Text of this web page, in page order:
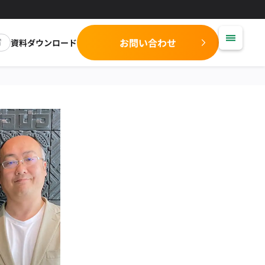
資料ダウンロード お問い合わせ